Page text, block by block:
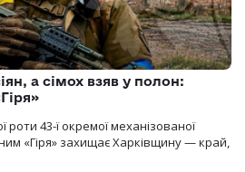
а сімох взяв у полон:
роти 43-ї окремої механізованої
«Гіря» захищає Харківщину — край,